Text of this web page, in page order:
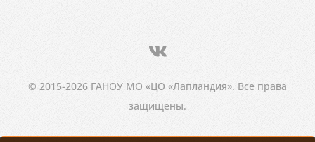
© 2015-2026 ГАНОУ МО «ЦО «Лапландия». Все права
защищены.